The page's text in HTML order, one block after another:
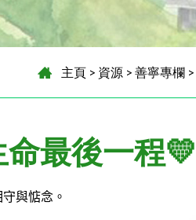
主頁 > 資源 > 善寧專欄 >
最後一程
與惦念。